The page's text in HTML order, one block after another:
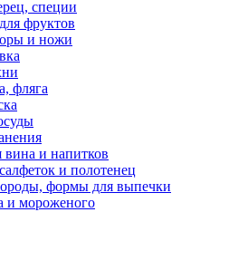
специи
фруктов
и ножи
фляга
вина и напитков
и полотенец
формы для выпечки
и мороженого